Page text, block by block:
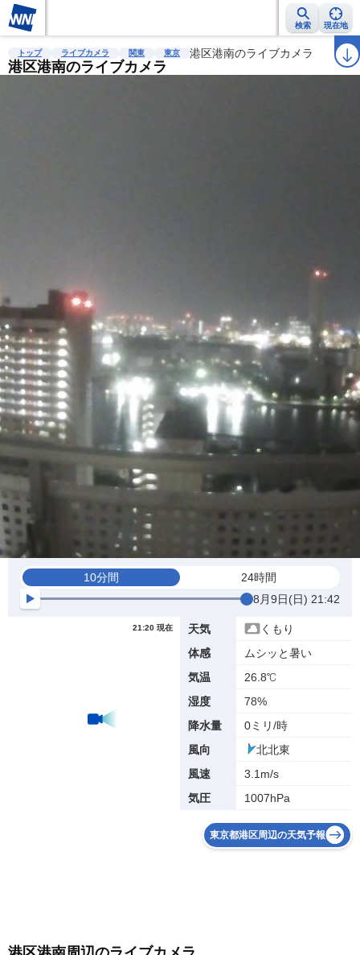
検索 現在地
雨雲レーダー 台風情報 地震情報 警報・注意報 2週間天気 ラ
トップ ライブカメラ 関東 東京 港区港南のライブカメラ
港区港南のライブカメラ
10分間
24時間
8月9日(日) 21:42
21:20 現在 天気
くもり
体感
ムシッと暑い
気温
26.8℃
湿度
78%
降水量
0ミリ/時
風向
北北東
風速
3.1m/s
気圧
1007hPa
東京都港区周辺の天気予報